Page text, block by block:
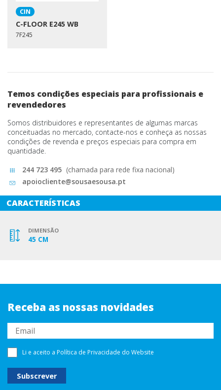
CIN
C-FLOOR E245 WB
7F245
Temos condições especiais para profissionais e
revendedores
Somos distribuidores e representantes de algumas marcas
conceituadas no mercado, contacte-nos e conheça as nossas
condições de revenda e preços especiais para compra em
quantidade.
244 723 495 (chamada para rede fixa nacional)
apoiocliente@sousaesousa.pt
CARACTERÍSTICAS
DIMENSÃO
45 CM
Receba as nossas novidades
Li e aceito a Política de Privacidade do Website